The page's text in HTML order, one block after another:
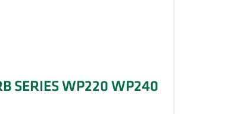
SERIES WP220 WP240